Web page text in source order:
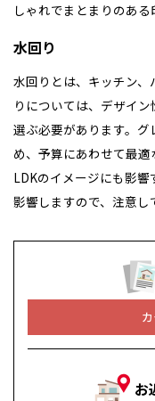
しゃれでまとまりのある
水回り
水回りとは、キッチン
りについては、デザイ
選ぶ必要があります。
め、予算にあわせて最
LDKのイメージにも影
影響しますので、注意し
お